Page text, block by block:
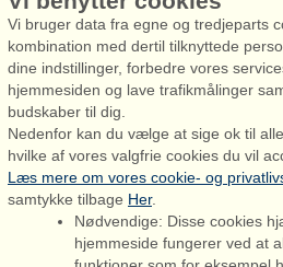
Houstrupvej
6830 Nørre
+45 70 60 87
Vi bruger data fra egne og tredjeparts
kombination med dertil tilknyttede
dine indstillinger, forbedre vores
hjemmesiden og lave trafikmålinger
budskaber til dig.
Nedenfor kan du vælge at sige ok til
hvilke af vores valgfrie cookies du vil
Læs mere om vores cookie- og
samtykke tilbage Her.
Nødvendige: Disse cookies
hjemmeside fungerer ved at